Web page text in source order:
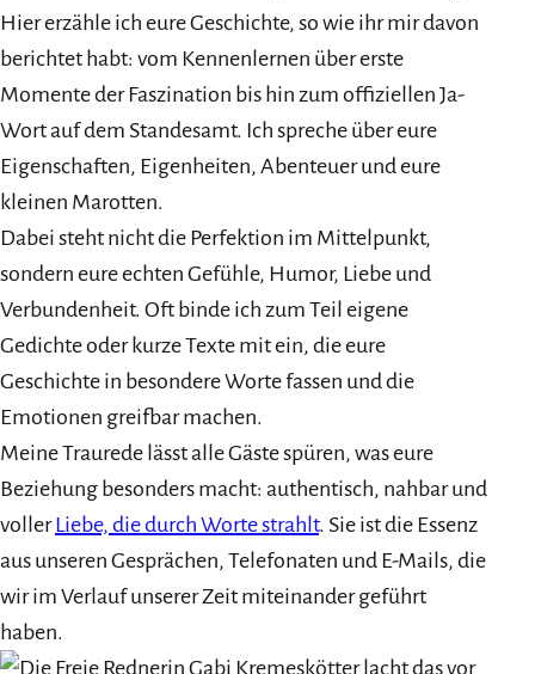
Hier erzähle ich eure Geschichte, so wie ihr mir davon
berichtet habt: vom Kennenlernen über erste
Momente der Faszination bis hin zum offiziellen Ja-
Wort auf dem Standesamt. Ich spreche über eure
Eigenschaften, Eigenheiten, Abenteuer und eure
kleinen Marotten.
Dabei steht nicht die Perfektion im Mittelpunkt,
sondern eure echten Gefühle, Humor, Liebe und
Verbundenheit. Oft binde ich zum Teil eigene
Gedichte oder kurze Texte mit ein, die eure
Geschichte in besondere Worte fassen und die
Emotionen greifbar machen.
Meine Traurede lässt alle Gäste spüren, was eure
Beziehung besonders macht: authentisch, nahbar und
vollerLiebe, die durch Worte strahlt. Sie ist die Essenz
aus unseren Gesprächen, Telefonaten und E-Mails, die
wir im Verlauf unserer Zeit miteinander geführt
haben.